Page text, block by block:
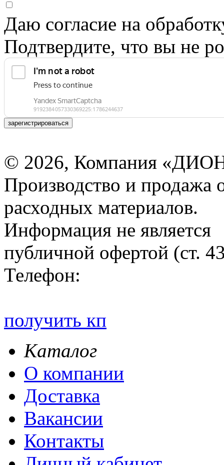
Даю согласие на
Подтвердите, что вы не
зарегистрироваться
© 2026, Компания
Производство и продажа
расходных материалов.
Информация не является
публичной офертой (ст.
Телефон:
получить кп
Каталог
О компании
Доставка
Вакансии
Контакты